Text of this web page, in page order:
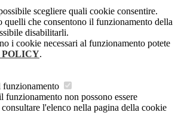
scegliere quali cookie consentire.
quelli che consentono il funzionamento della
disabilitarli.
i cookie necessari al funzionamento potete
POLICY.
funzionamento
funzionamento non possono essere
l'elenco nella pagina della cookie